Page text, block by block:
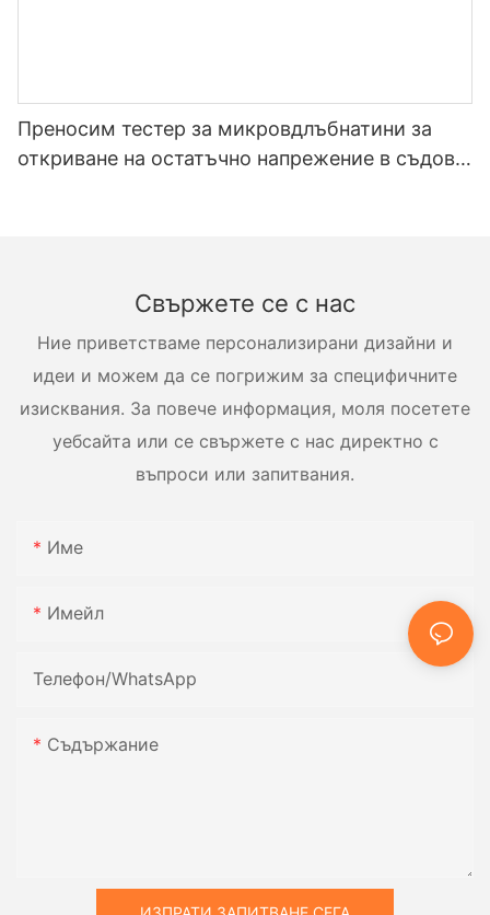
Преносим тестер за микровдлъбнатини за
откриване на остатъчно напрежение в съдове
Свържете се с нас
Ние приветстваме персонализирани дизайни и
идеи и можем да се погрижим за специфичните
изисквания. За повече информация, моля посетете
уебсайта или се свържете с нас директно с
въпроси или запитвания.
Име
Имейл
Телефон/WhatsApp
Съдържание